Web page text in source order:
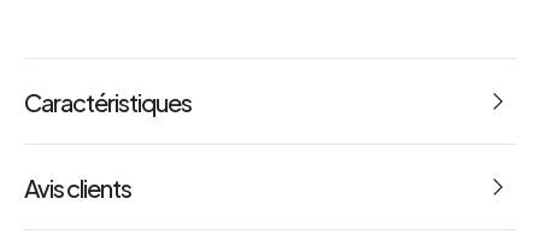
Caractéristiques
Poids : 2.000 kg
Avis clients